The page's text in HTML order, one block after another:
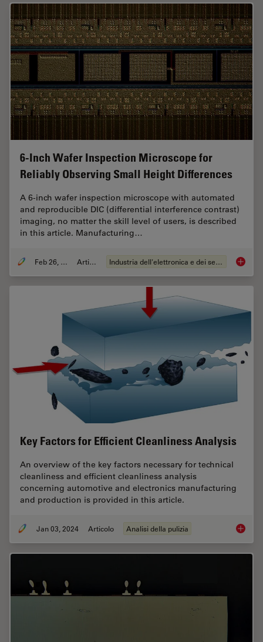
6-Inch Wafer Inspection Microscope for
Reliably Observing Small Height Differences
A 6-inch wafer inspection microscope with automated
and reproducible DIC (differential interference contrast)
imaging, no matter the skill level of users, is described
in this article. Manufacturing…
Feb 26, 2026 Articolo Industria dell'elettronica e dei semiconduttori 6-Inch
Key Factors for Efficient Cleanliness Analysis
An overview of the key factors necessary for technical
cleanliness and efficient cleanliness analysis
concerning automotive and electronics manufacturing
and production is provided in this article.
Jan 03, 2024 Articolo Analisi della pulizia Key